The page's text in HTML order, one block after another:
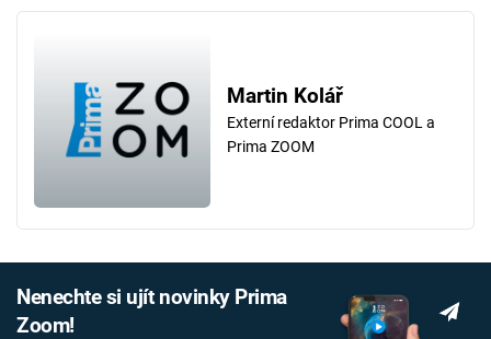
neuslyšíme
Martin Kolář
Externí redaktor Prima COOL a
Prima ZOOM
Nenechte si ujít novinky Prima
Zoom!